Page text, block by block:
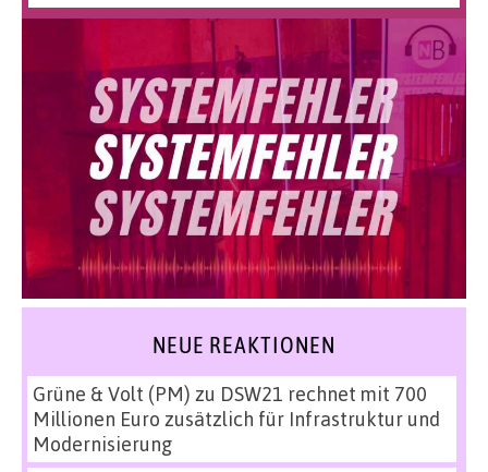
NEUE REAKTIONEN
Grüne & Volt (PM) zu DSW21 rechnet mit 700
Millionen Euro zusätzlich für Infrastruktur und
Modernisierung